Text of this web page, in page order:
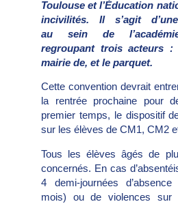
Toulouse et l’Éducation
incivilités. Il s’agit
au sein de
regroupant trois acteurs
mairie de, et le parquet.
Cette convention devrait
la rentrée prochaine pour
premier temps, le dispositif
sur les élèves de CM1, CM2
Tous les élèves âgés de
concernés. En cas
4 demi-journées
mois) ou de violences sur